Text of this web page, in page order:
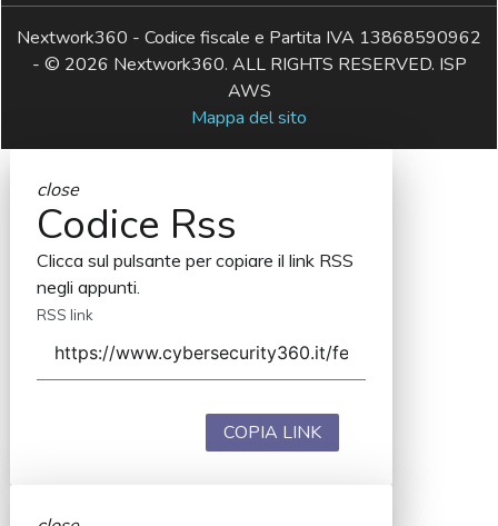
Nextwork360 - Codice fiscale e Partita IVA 13868590962
- © 2026 Nextwork360. ALL RIGHTS RESERVED. ISP
AWS
Mappa del sito
close
Codice Rss
Clicca sul pulsante per copiare il link RSS
negli appunti.
RSS link
COPIA LINK